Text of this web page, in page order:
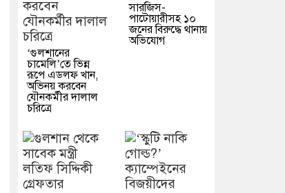
‘গুলশানের
চামেলি’তে ভিন্ন
রূপে এডলফ খান,
অভিনয় করবেন
যৌনকর্মীর দালাল
চরিত্রে
সারজিস-
পাটোয়ারীসহ ১০
জনের বিরুদ্ধে থানায়
অভিযোগ